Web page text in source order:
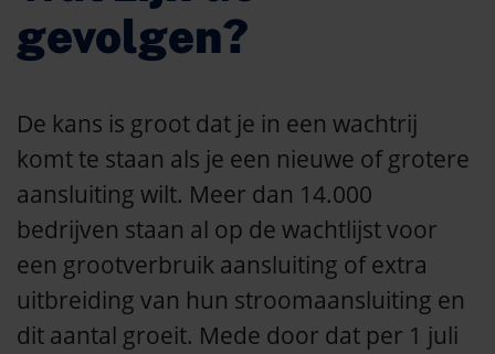
gevolgen?
De kans is groot dat je in een wachtrij
komt te staan als je een nieuwe of grotere
aansluiting wilt. Meer dan 14.000
bedrijven staan al op de wachtlijst voor
een grootverbruik aansluiting of extra
uitbreiding van hun stroomaansluiting en
dit aantal groeit. Mede door dat per 1 juli